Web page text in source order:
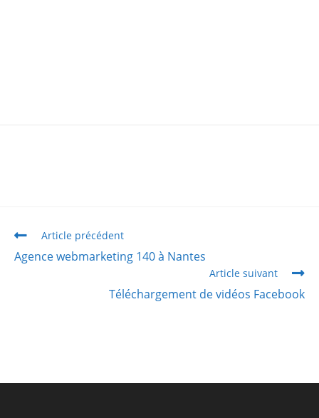
Article précédent
Agence webmarketing 140 à Nantes
Article suivant
Téléchargement de vidéos Facebook